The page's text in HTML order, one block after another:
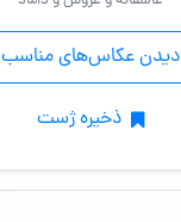
دیدن عکاس‌های مناسب
ذخیره ژست